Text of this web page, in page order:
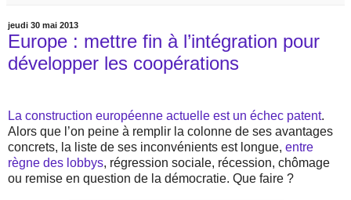
jeudi 30 mai 2013
Europe : mettre fin à l’intégration pour
développer les coopérations
La construction européenne actuelle est un échec patent.
Alors que l’on peine à remplir la colonne de ses avantages
concrets, la liste de ses inconvénients est longue, entre
règne des lobbys, régression sociale, récession, chômage
ou remise en question de la démocratie. Que faire ?